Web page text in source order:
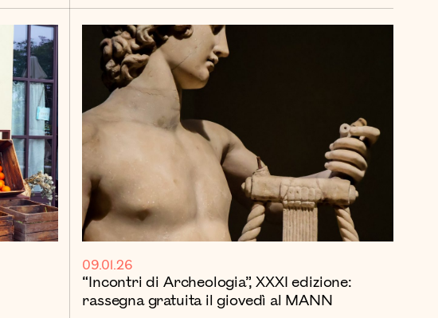
09.01.26
“Incontri di Archeologia”, XXXI edizione:
rassegna gratuita il giovedì al MANN